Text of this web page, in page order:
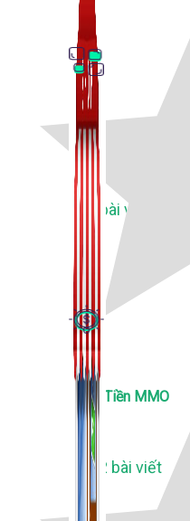
Thủ Thuật Facebook
536 bài viết
Kiếm Tiền MMO
1,422 bài viết